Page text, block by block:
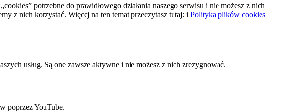
potrzebne do prawidłowego działania naszego serwisu i nie możesz z nich
z nich korzystać. Więcej na ten temat przeczytasz tutaj: i Polityka plików cookies
usług. Są one zawsze aktywne i nie możesz z nich zrezygnować.
poprzez YouTube.